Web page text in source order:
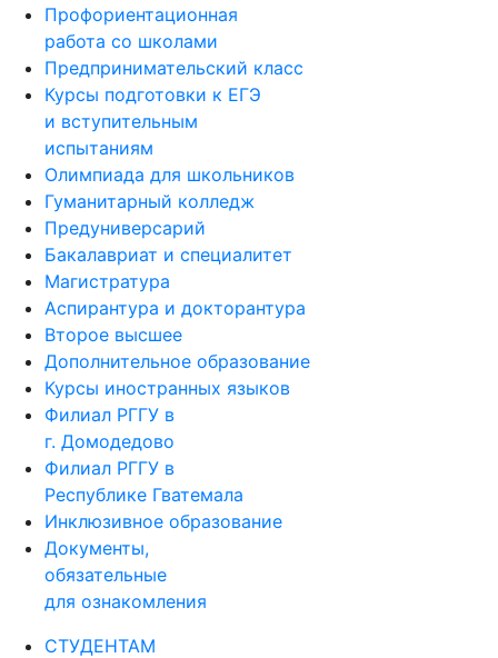
Профориентационная
работа со школами
Предпринимательский класс
Курсы подготовки к ЕГЭ
и вступительным
испытаниям
Олимпиада для школьников
Гуманитарный колледж
Предуниверсарий
Бакалавриат и специалитет
Магистратура
Аспирантура и докторантура
Второе высшее
Дополнительное образование
Курсы иностранных языков
Филиал РГГУ в
г. Домодедово
Филиал РГГУ в
Республике Гватемала
Инклюзивное образование
Документы,
обязательные
для ознакомления
СТУДЕНТАМ